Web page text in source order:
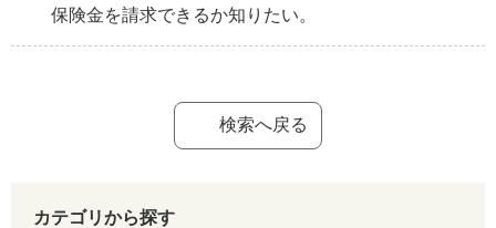
保険金を請求できるか知りたい。
検索へ戻る
カテゴリから探す